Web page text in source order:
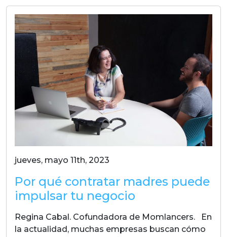
jueves, mayo 11th, 2023
Por qué contratar madres puede
impulsar tu negocio
Regina Cabal. Cofundadora de Momlancers. En
la actualidad, muchas empresas buscan cómo